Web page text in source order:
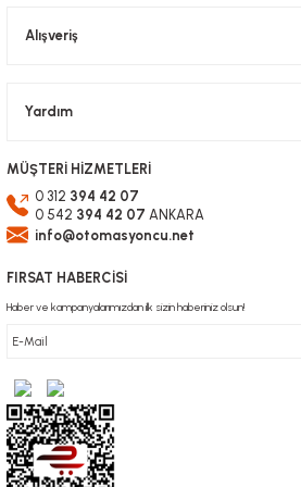
Alışveriş
Yardım
MÜŞTERİ HİZMETLERİ
0 312 394 42 07
0 542 394 42 07 ANKARA
info@otomasyoncu.net
FIRSAT HABERCİSİ
Haber ve kampanyalarımızdan ilk sizin haberiniz olsun!